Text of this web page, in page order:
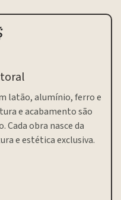
latão, alumínio, ferro e
e acabamento são
Cada obra nasce da
e estética exclusiva.